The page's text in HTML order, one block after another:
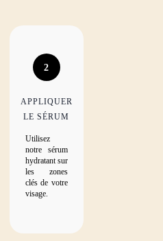
2
APPLIQUER
LE SÉRUM
Utilisez
notre sérum
hydratant sur
les zones
clés de votre
visage.